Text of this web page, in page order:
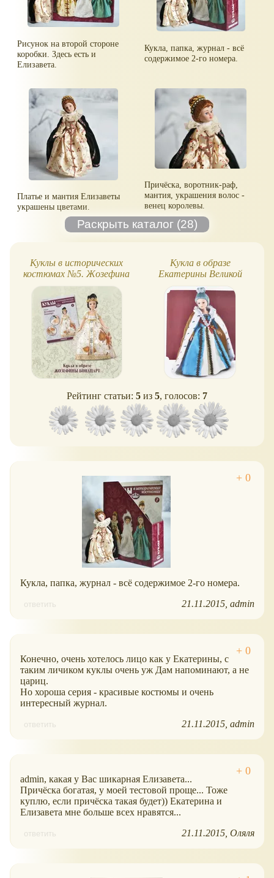
Рисунок на второй стороне
коробки. Здесь есть и
Елизавета.
Кукла, папка, журнал - всё
содержимое 2-го номера.
Платье и мантия Елизаветы
украшены цветами.
Причёска, воротник-раф,
мантия, украшения волос -
венец королевы.
Куклы в исторических
костюмах №5. Жозефина
Кукла в образе
Екатерины Великой
Рейтинг статьи: 5 из 5, голосов: 7
Кукла, папка, журнал - всё содержимое 2-го номера.
ответить 21.11.2015 admin
Конечно, очень хотелось лицо как у Екатерины, с
таким личиком куклы очень уж Дам напоминают, а не
цариц.
Но хороша серия - красивые костюмы и очень
интересный журнал.
ответить 21.11.2015 admin
admin, какая у Вас шикарная Елизавета...
Причёска богатая, у моей тестовой проще... Тоже
куплю, если причёска такая будет)) Екатерина и
Елизавета мне больше всех нравятся...
ответить 21.11.2015 Оляля